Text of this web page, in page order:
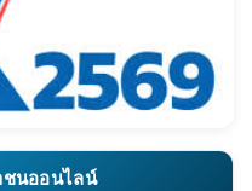
ชนออนไลน์